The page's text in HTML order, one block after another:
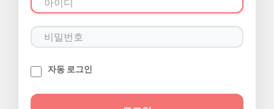
자동 로그인